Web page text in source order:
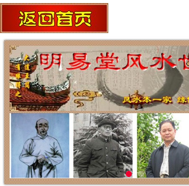
风水师丁立柏